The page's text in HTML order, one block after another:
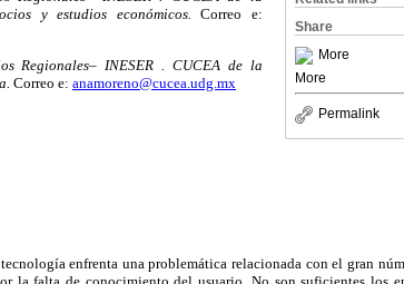
Share
More
More
Permalink
y estudios económicos.Correo e:
Regionales– INESER . CUCEA de la
Correo e: anamoreno@cucea.udg.mx
enfrenta una problemática relacionada con el gran